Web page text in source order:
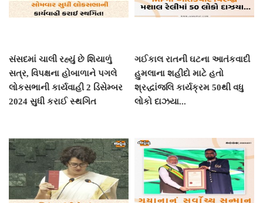
સંસદમાં ચાલી રહ્યું છે શિયાળું
સત્ર, વિપક્ષના હોબાળાને પગલે
લોકસભાની કાર્યવાહી 2 ડિસેમ્બર
2024 સુધી કરાઈ સ્થગિત
ગઈકાલ રાતની ઘટના આતંકવાદી
હુમલાના શહીદો માટે હતો
શ્રદ્ધાંજલિ કાર્યક્રમ 50થી વધુ
લોકો દાઝયા...